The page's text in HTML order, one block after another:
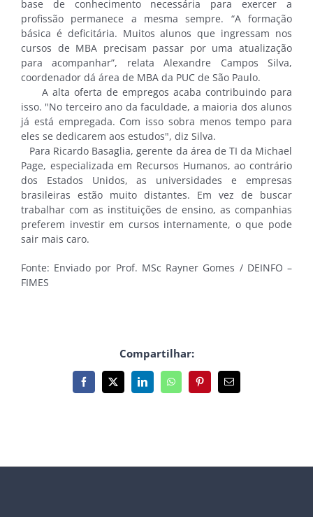
base de conhecimento necessária para exercer a
profissão permanece a mesma sempre. “A formação
básica é deficitária. Muitos alunos que ingressam nos
cursos de MBA precisam passar por uma atualização
para acompanhar”, relata Alexandre Campos Silva,
coordenador dá área de MBA da PUC de São Paulo.
A alta oferta de empregos acaba contribuindo para
isso. "No terceiro ano da faculdade, a maioria dos alunos
já está empregada. Com isso sobra menos tempo para
eles se dedicarem aos estudos", diz Silva.
Para Ricardo Basaglia, gerente da área de TI da Michael
Page, especializada em Recursos Humanos, ao contrário
dos Estados Unidos, as universidades e empresas
brasileiras estão muito distantes. Em vez de buscar
trabalhar com as instituições de ensino, as companhias
preferem investir em cursos internamente, o que pode
sair mais caro.
Fonte: Enviado por Prof. MSc Rayner Gomes / DEINFO –
FIMES
Compartilhar:
Facebook
X LinkedInWhatsAppPinterest
E-
mail